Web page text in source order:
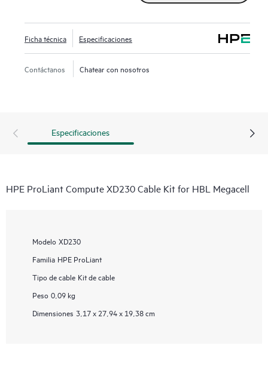
Ficha técnica Especificaciones
Contáctanos Chatear con nosotros
Especificaciones
HPE ProLiant Compute XD230 Cable Kit for HBL Megacell
Modelo XD230
Familia HPE ProLiant
Tipo de cable Kit de cable
Peso 0,09 kg
Dimensiones 3,17 x 27,94 x 19,38 cm